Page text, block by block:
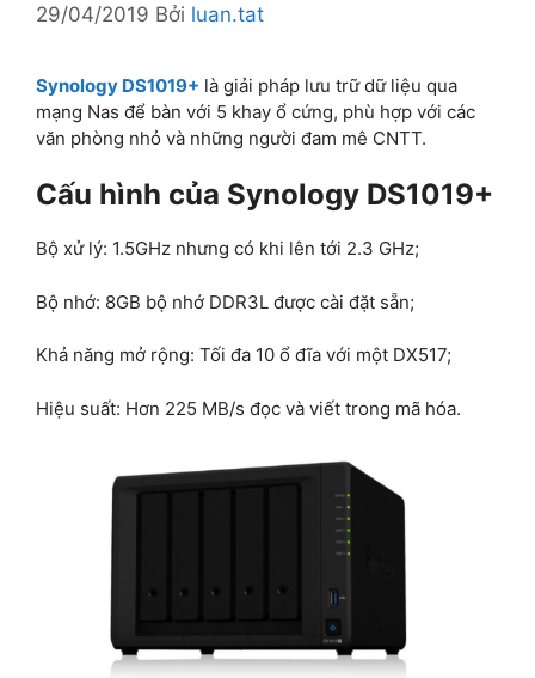
29/04/2019 Bởi luan.tat
Synology DS1019+ là giải pháp lưu trữ dữ liệu qua
mạng Nas để bàn với 5 khay ổ cứng, phù hợp với các
văn phòng nhỏ và những người đam mê CNTT.
Cấu hình của Synology DS1019+
Bộ xử lý: 1.5GHz nhưng có khi lên tới 2.3 GHz;
Bộ nhớ: 8GB bộ nhớ DDR3L được cài đặt sẵn;
Khả năng mở rộng: Tối đa 10 ổ đĩa với một DX517;
Hiệu suất: Hơn 225 MB/s đọc và viết trong mã hóa.